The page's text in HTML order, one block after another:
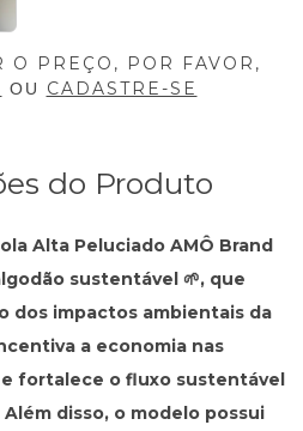
O PREÇO, POR FAVOR,
OU CADASTRE-SE
do Produto
Alta Peluciado AMÔ Brand
sustentável 🌱, que
dos impactos ambientais da
a economia nas
fortalece o fluxo sustentável
disso, o modelo possui